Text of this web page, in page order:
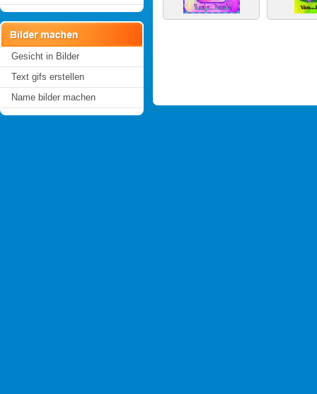
Gesicht in Bilder
Text gifs erstellen
Name bilder machen